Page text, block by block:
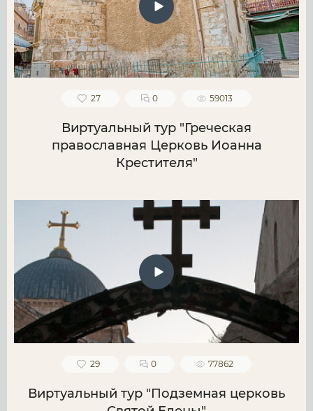
27 0 59013
Виртуальный тур "Греческая
православная Церковь Иоанна
Крестителя"
29 0 77862
Виртуальный тур "Подземная церковь